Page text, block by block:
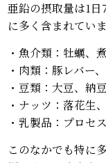
亜鉛の摂取量は1
に多く含まれていま
・魚介類：牡蠣、
・肉類：豚レバー
・豆類：大豆、納豆
・ナッツ：落花生
・乳製品：プロセ
このなかでも特に